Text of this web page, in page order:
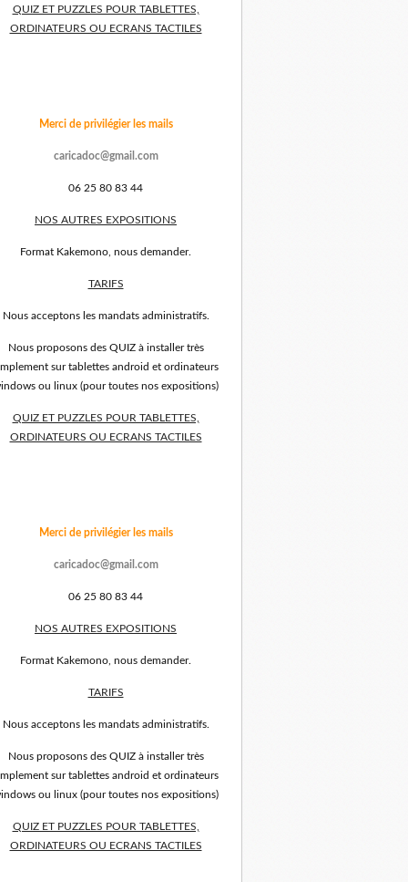
QUIZ ET PUZZLES POUR TABLETTES,
ORDINATEURS OU ECRANS TACTILES
Merci de privilégier les mails
caricadoc@gmail.com
06 25 80 83 44
NOS AUTRES EXPOSITIONS
Format Kakemono, nous demander.
TARIFS
Nous acceptons les mandats administratifs.
Nous proposons des QUIZ à installer très
sur tablettes android et ordinateurs
ou linux (pour toutes nos expositions)
QUIZ ET PUZZLES POUR TABLETTES,
ORDINATEURS OU ECRANS TACTILES
Merci de privilégier les mails
caricadoc@gmail.com
06 25 80 83 44
NOS AUTRES EXPOSITIONS
Format Kakemono, nous demander.
TARIFS
Nous acceptons les mandats administratifs.
Nous proposons des QUIZ à installer très
sur tablettes android et ordinateurs
ou linux (pour toutes nos expositions)
QUIZ ET PUZZLES POUR TABLETTES,
ORDINATEURS OU ECRANS TACTILES